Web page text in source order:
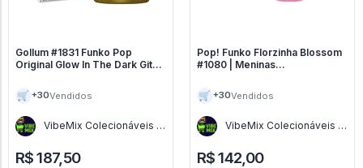
Gollum #1831 Funko Pop
Original Glow In The Dark Gitd
🛒 +30Vendidos
VibeMix Colecionáveis -
R$ 187,50
Pop! Funko Florzinha Blossom
#1080 | Meninas
🛒 +30Vendidos
VibeMix Colecionáveis -
R$ 142,00